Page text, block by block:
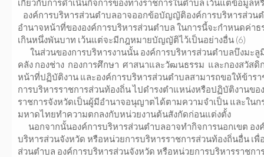
เกี่ยวกับการดำเนินกิจการของทางราชการในตำบล เว้นแต่ข้อมูล
องค์การบริหารส่วนตำบลอาจออกข้อบัญญัติองค์การบริหารส่วน
อำนาจหน้าที่ขององค์การบริหารส่วนตำบล ในการนี้จะกำหนดค่
เกินหนึ่งพันบาท เว้นแต่จะมีกฎหมายบัญญัติไว้เป็นอย่างอื่น (6)
ในส่วนของการบริหารงานนั้น องค์การบริหารส่วนตำบลบึงมะ
คลัง กองช่าง กองการศึกษา ศาสนาและวัฒนธรรม และกองสวัส
หน้าที่ปฏิบัติงาน และองค์การบริหารส่วนตำบลสามารถขอให้ข้าร
การบริหารราชการส่วนท้องถิ่น ไปดำรงตำแหน่งหรือปฏิบัติงานข
ราชการจังหวัดเป็นผู้มีอำนาจอนุญาตได้ตามความจำเป็น และใน
มหาดไทยทำความตกลงกับหน่วยงานต้นสังกัดก่อนแต่งตั้ง
นอกจากนั้นองค์การบริหารส่วนตำบลอาจทำกิจการนอกเขต อ
บริหารส่วนจังหวัด หรือหน่วยการบริหารราชการส่วนท้องถิ่นอื่น เ
ส่วนตำบล องค์การบริหารส่วนจังหวัด หรือหน่วยการบริหารราชก